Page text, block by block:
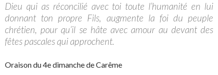
Dieu qui as réconcilié avec toi toute l’humanité en lui
donnant ton propre Fils, augmente la foi du peuple
chrétien, pour qu’il se hâte avec amour au devant des
fêtes pascales qui approchent.
Oraison du 4e dimanche de Carême